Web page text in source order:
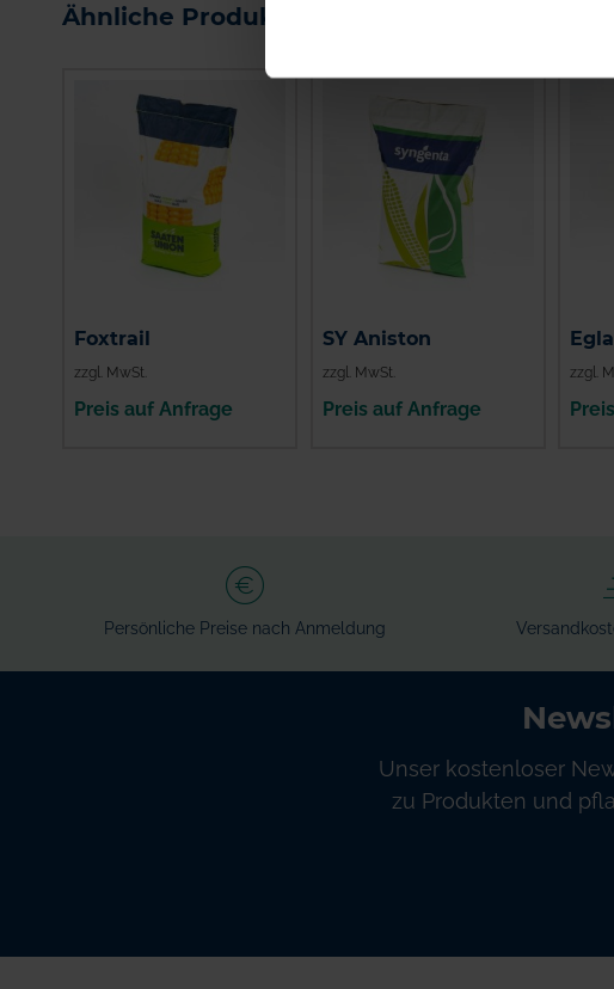
Ähnliche Produkte
Foxtrail
zzgl. MwSt.
Preis auf Anfrage
SY Aniston
zzgl. MwSt.
Preis auf Anfrage
zzgl.
Persönliche Preise nach Anmeldung
Unser kostenloser
zu Produkten und